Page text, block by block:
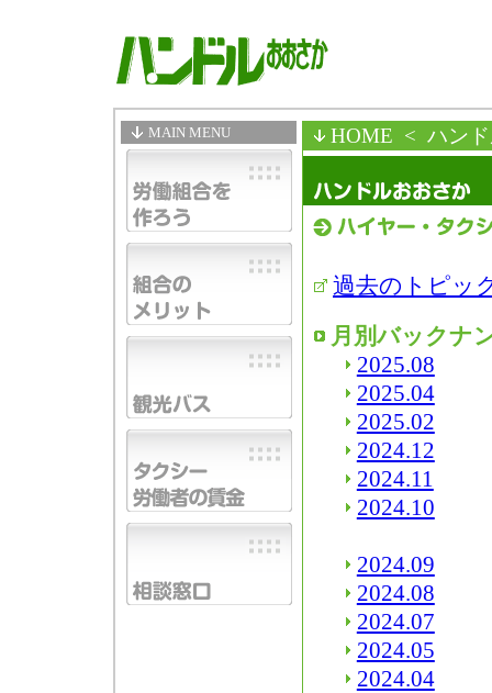
MAIN MENU HOME < ハン
過去のトピッ
月別バックナ
2025.08
2025.04
2025.02
2024.12
2024.11
2024.10
2024.09
2024.08
2024.07
2024.05
2024.04